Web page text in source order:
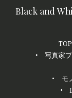
Black and
navigation写真家
モ